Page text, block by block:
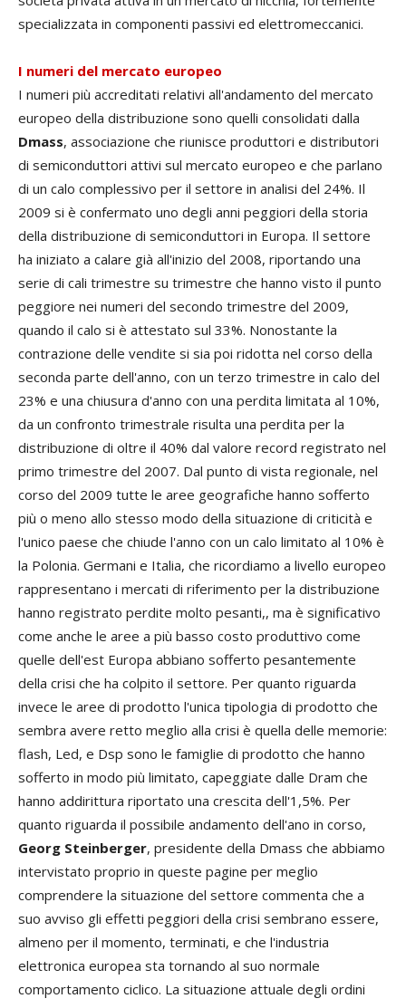
specializzata in componenti passivi ed elettromeccanici.
I numeri del mercato europeo
I numeri più accreditati relativi all'andamento del mercato
europeo della distribuzione sono quelli consolidati dalla
Dmass, associazione che riunisce produttori e distributori
di semiconduttori attivi sul mercato europeo e che parlano
di un calo complessivo per il settore in analisi del 24%. Il
2009 si è confermato uno degli anni peggiori della storia
della distribuzione di semiconduttori in Europa. Il settore
ha iniziato a calare già all'inizio del 2008, riportando una
serie di cali trimestre su trimestre che hanno visto il punto
peggiore nei numeri del secondo trimestre del 2009,
quando il calo si è attestato sul 33%. Nonostante la
contrazione delle vendite si sia poi ridotta nel corso della
seconda parte dell'anno, con un terzo trimestre in calo del
23% e una chiusura d'anno con una perdita limitata al 10%,
da un confronto trimestrale risulta una perdita per la
distribuzione di oltre il 40% dal valore record registrato nel
primo trimestre del 2007. Dal punto di vista regionale, nel
corso del 2009 tutte le aree geografiche hanno sofferto
più o meno allo stesso modo della situazione di criticità e
l'unico paese che chiude l'anno con un calo limitato al 10% è
la Polonia. Germani e Italia, che ricordiamo a livello europeo
rappresentano i mercati di riferimento per la distribuzione
hanno registrato perdite molto pesanti,, ma è significativo
come anche le aree a più basso costo produttivo come
quelle dell'est Europa abbiano sofferto pesantemente
della crisi che ha colpito il settore. Per quanto riguarda
invece le aree di prodotto l'unica tipologia di prodotto che
sembra avere retto meglio alla crisi è quella delle memorie:
flash, Led, e Dsp sono le famiglie di prodotto che hanno
sofferto in modo più limitato, capeggiate dalle Dram che
hanno addirittura riportato una crescita dell'1,5%. Per
quanto riguarda il possibile andamento dell'ano in corso,
Georg Steinberger, presidente della Dmass che abbiamo
intervistato proprio in queste pagine per meglio
comprendere la situazione del settore commenta che a
suo avviso gli effetti peggiori della crisi sembrano essere,
almeno per il momento, terminati, e che l'industria
elettronica europea sta tornando al suo normale
comportamento ciclico. La situazione attuale degli ordini